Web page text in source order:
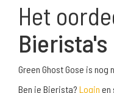
Het
Bierista's
Green Ghost Gose is
Ben je Bierista? Login en